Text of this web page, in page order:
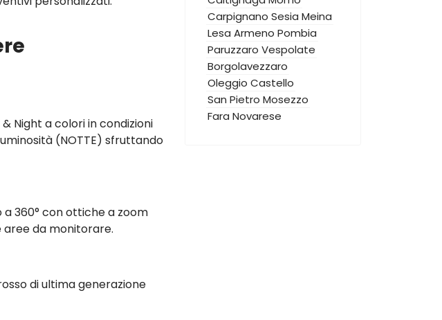
Night a colori in condizioni
(NOTTE) sfruttando
360° con ottiche a zoom
aree da monitorare.
di ultima generazione
Carpignano Sesia Meina
Lesa Armeno Pombia
Paruzzaro Vespolate
Borgolavezzaro
Oleggio Castello
San Pietro Mosezzo
Fara Novarese